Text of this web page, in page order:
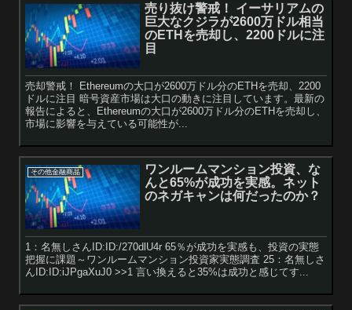
売り抜け警戒！ イーサリアムの
巨大なクジラが2600万ドル相当
のETHを売却し、2200ドルに注
目
売却警戒！ Ethereumの大口が2600万ドル分のETHを売却、2200
ドルに注目 暗号資産市場は大口の動きに注目しています。最新の
報告によると、Ethereumの大口が2600万ドル分のETHを売却し、
市場に影響を与えている可能性が...
その他金融商品
ワンルームマンション投資、な
んと65%が成功を実感。ネット
のネガキャンは何だったのか？
1：名無しさんID:ID:/270dlU4r 65％が成功を実感も、投資の実態
把握に課題～ワンルームマンション投資家実態調査 25：名無しさ
んID:ID:iJPgaXuJ0 >>1 言い換えると35%は成功と感じてす...